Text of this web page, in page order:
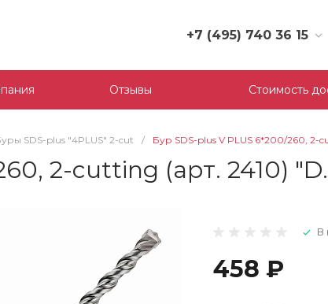
+7 (495) 740 36 15
+7 (495) 740 36 15
г. Москва, Филевский
Отзывы Стоимость
SDS-plus "4PLUS" 2-cut / Бур SDS-plus V PLUS 6*200/260, 2-
2-cutting (арт. 2410)
В
458 ₽